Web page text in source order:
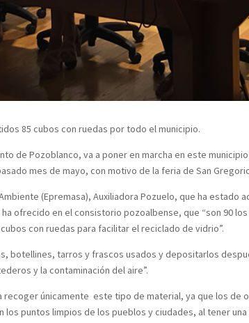
85 cubos con ruedas por todo el municipio.
de Pozoblanco, va a poner en marcha en este
mes de mayo, con motivo de la feria de San
(Epremasa), Auxiliadora Pozuelo, que ha estado
ofrecido en el consistorio pozoalbense, que “son 90
con ruedas para facilitar el reciclado de vidrio”.
botellines, tarros y frascos usados y depositarlos
y la contaminación del aire”.
únicamente este tipo de material, ya que los
puntos limpios de los pueblos y ciudades, al tener